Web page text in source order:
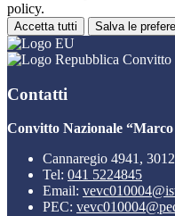
policy.
Accetta tutti Salva le
Convitto
Contatti
Convitto Nazionale
Cannaregio 4941,
Tel: 041 5224845
Email:
PEC: